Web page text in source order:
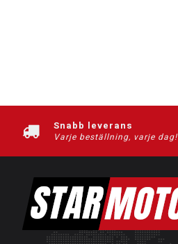
Snabb leverans
Varje beställning, varje dag!